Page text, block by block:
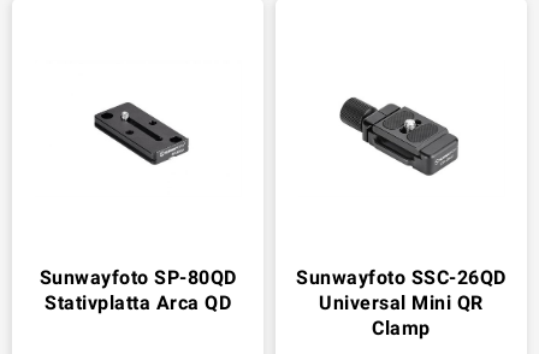
Sunwayfoto SP-80QD
Stativplatta Arca QD
Sunwayfoto SSC-26QD
Universal Mini QR
Clamp